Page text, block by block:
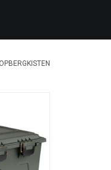
OPBERGKISTEN